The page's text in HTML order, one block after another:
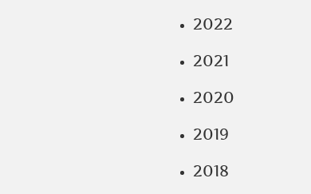
2022
2021
2020
2019
2018